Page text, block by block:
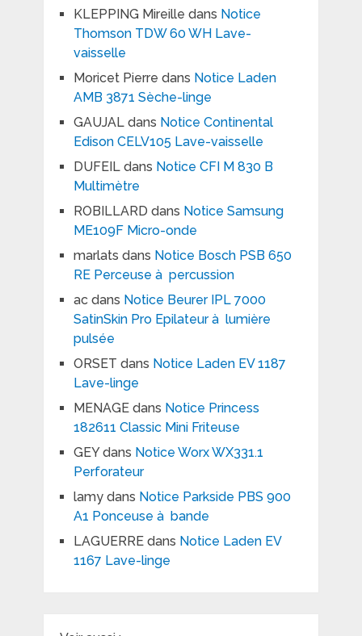
KLEPPING Mireille dans Notice
Thomson TDW 60 WH Lave-
vaisselle
Moricet Pierre dans Notice Laden
AMB 3871 Sèche-linge
GAUJALdans Notice Continental
Edison CELV105 Lave-vaisselle
DUFEILdans Notice CFI M 830 B
Multimètre
ROBILLARD dans Notice Samsung
ME109F Micro-onde
marlats dans Notice Bosch PSB 650
RE Perceuse à percussion
acdans Notice Beurer IPL 7000
SatinSkin Pro Epilateur à lumière
pulsée
ORSET dans Notice Laden EV 1187
Lave-linge
MENAGEdans Notice Princess
182611 Classic Mini Friteuse
GEYdans Notice Worx WX331.1
Perforateur
lamydans Notice Parkside PBS 900
A1 Ponceuse à bande
LAGUERREdans Notice Laden EV
1167 Lave-linge